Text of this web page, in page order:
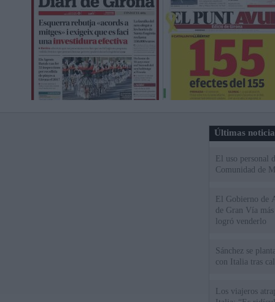
Últimas
El uso personal
Comunidad de
El Gobierno de
de Gran Vía
logró venderlo
Sánchez se
con Italia tras
Los viajeros